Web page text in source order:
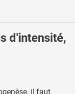
d'intensité,
il faut